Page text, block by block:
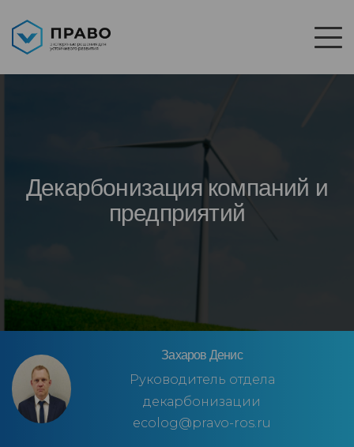
Декарбонизация компаний и
предприятий
Захаров Денис
Руководитель отдела
декарбонизации
ecolog@pravo-ros.ru